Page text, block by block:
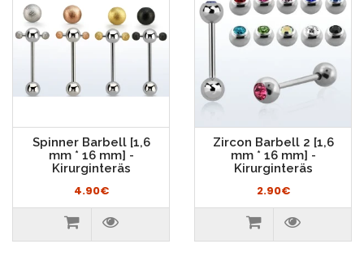
Spinner Barbell [1,6
mm * 16 mm] -
Kirurginteräs
4.90€
Zircon Barbell 2 [1,6
mm * 16 mm] -
Kirurginteräs
2.90€